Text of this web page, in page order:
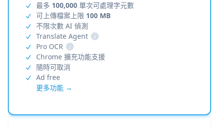
最多 100,000 單次可處理字元數
可上傳檔案上限 100 MB
不限次數 AI 偵測
Translate Agent
i
Pro OCR
i
Chrome 擴充功能支援
隨時可取消
Ad free
更多功能 →